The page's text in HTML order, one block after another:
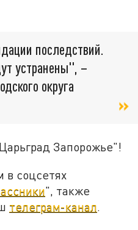
последствий.
устранены", –
округа
Запорожье"!
в соцсетях
", также
телеграм-канал